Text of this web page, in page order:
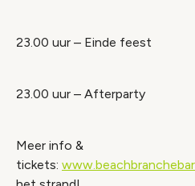
23.00 uur – Einde feest
23.00 uur – Afterparty
Meer info &
tickets: